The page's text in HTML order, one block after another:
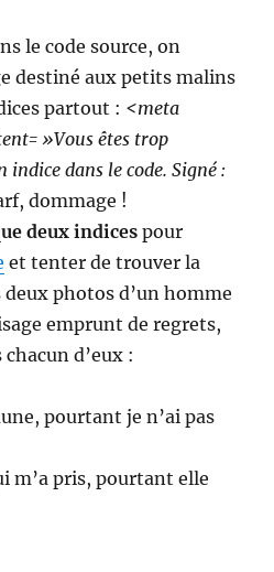
le code source, on
destiné aux petits malins
partout : <meta
»Vous êtes trop
dans le code. Signé :
dommage !
deux indices pour
et tenter de trouver la
photos d’un homme
emprunt de regrets,
d’eux :
pourtant je n’ai pas
m’a pris, pourtant elle